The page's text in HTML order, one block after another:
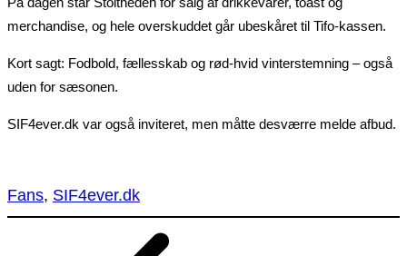
merchandise, og hele overskuddet går ubeskåret til Tifo-kassen.
Kort sagt: Fodbold, fællesskab og rød-hvid vinterstemning – også
uden for sæsonen.
SIF4ever.dk var også inviteret, men måtte desværre melde afbud.
Fans, SIF4ever.dk